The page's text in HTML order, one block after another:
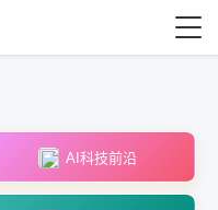
AI科技前沿